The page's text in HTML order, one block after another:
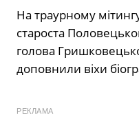
На траурному
староста
голова
доповнили віхи
РЕКЛАМА